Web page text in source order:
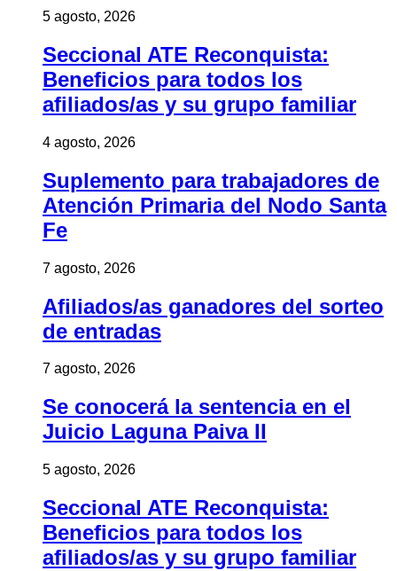
5 agosto, 2026
Seccional ATE Reconquista:
Beneficios para todos los
afiliados/as y su grupo familiar
4 agosto, 2026
Suplemento para trabajadores de
Atención Primaria del Nodo Santa
Fe
7 agosto, 2026
Afiliados/as ganadores del sorteo
de entradas
7 agosto, 2026
Se conocerá la sentencia en el
Juicio Laguna Paiva II
5 agosto, 2026
Seccional ATE Reconquista:
Beneficios para todos los
afiliados/as y su grupo familiar